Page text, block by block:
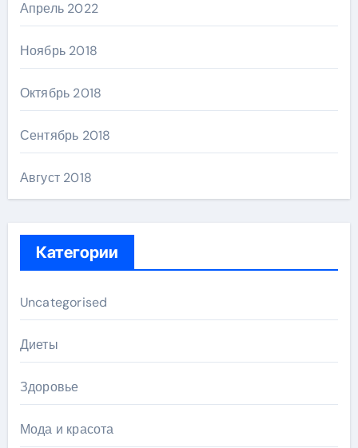
Апрель 2022
Ноябрь 2018
Октябрь 2018
Сентябрь 2018
Август 2018
Категории
Uncategorised
Диеты
Здоровье
Мода и красота